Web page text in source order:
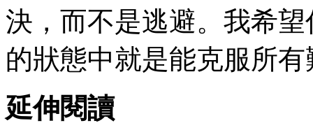
決，而不是逃避。我希
的狀態中就是能克服所
延伸閱讀